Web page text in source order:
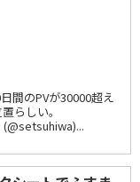
間のPVが30000超え
らしい。